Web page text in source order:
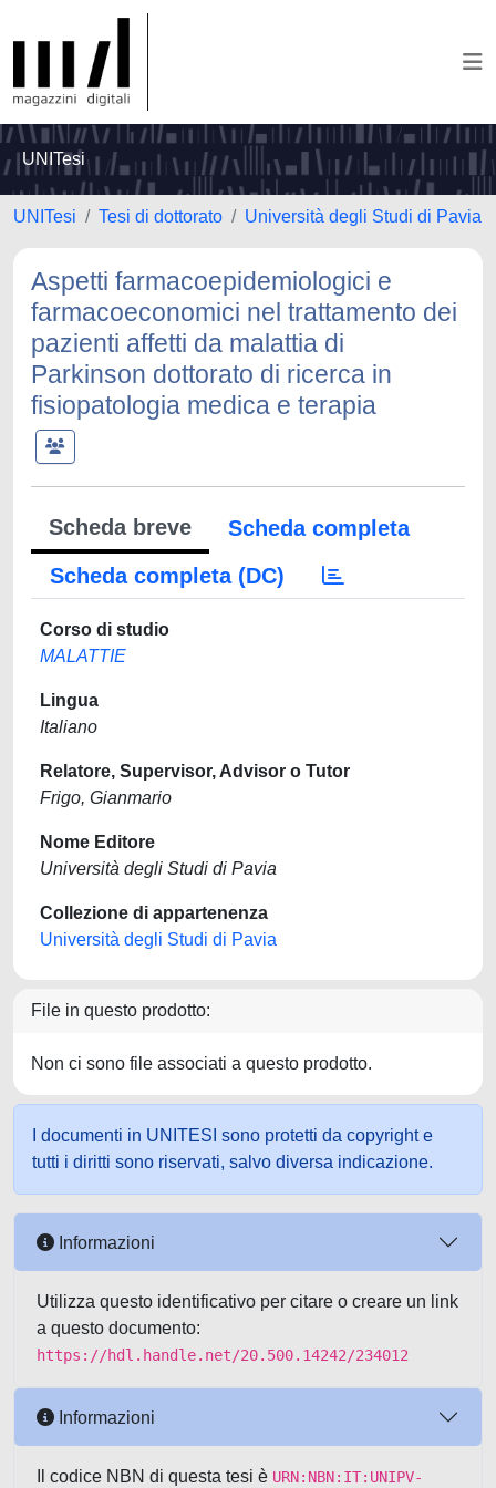
UNITesi
UNITesi Tesi di dottorato Università degli Studi di Pavia
Aspetti farmacoepidemiologici e
farmacoeconomici nel trattamento dei
pazienti affetti da malattia di
Parkinson dottorato di ricerca in
fisiopatologia medica e terapia
Scheda breve
Scheda completa
Scheda completa (DC)
Corso di studio
MALATTIE
Lingua
Italiano
Relatore, Supervisor, Advisor o Tutor
Frigo, Gianmario
Nome Editore
Università degli Studi di Pavia
Collezione di appartenenza
Università degli Studi di Pavia
File in questo prodotto:
Non ci sono file associati a questo prodotto.
I documenti in UNITESI sono protetti da copyright e
tutti i diritti sono riservati, salvo diversa indicazione.
Informazioni
Utilizza questo identificativo per citare o creare un link
a questo documento:
https://hdl.handle.net/20.500.14242/234012
Informazioni
Il codice NBN di questa tesi è URN:NBN:IT:UNIPV-